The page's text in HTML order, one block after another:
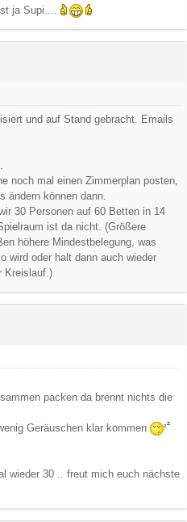
ja Supi....
und auf Stand gebracht. Emails
noch mal einen Zimmerplan posten,
ändern können dann.
30 Personen auf 60 Betten in 14
ist da nicht. (Größere
höhere Mindestbelegung, was
wird oder halt dann auch wieder
Kreislauf.)
packen da brennt nichts die
Geräuschen klar kommen
wieder 30 .. freut mich euch nächste